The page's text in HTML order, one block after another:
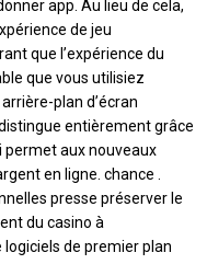
app. Au lieu de cela,
de jeu
que l’expérience du
que vous utilisiez
plan d’écran
entièrement grâce
permet aux nouveaux
en ligne. chance .
presse préserver le
du casino à
de premier plan